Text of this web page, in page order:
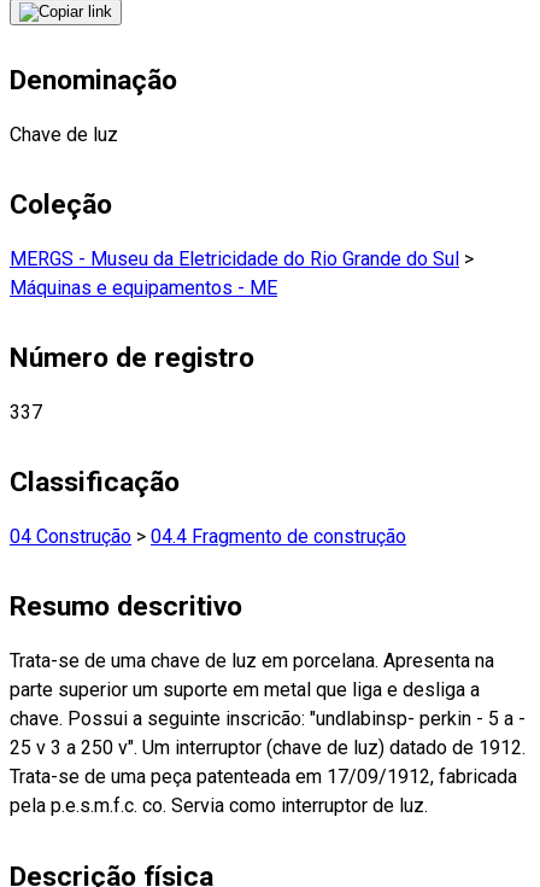
Denominação
Chave de luz
Coleção
MERGS - Museu da Eletricidade do Rio Grande do Sul >
Máquinas e equipamentos - ME
Número de registro
337
Classificação
04 Construção > 04.4 Fragmento de construção
Resumo descritivo
Trata-se de uma chave de luz em porcelana. Apresenta na
parte superior um suporte em metal que liga e desliga a
chave. Possui a seguinte inscricão: "undlabinsp- perkin - 5 a -
25 v 3 a 250 v". Um interruptor (chave de luz) datado de 1912.
Trata-se de uma peça patenteada em 17/09/1912, fabricada
pela p.e.s.m.f.c. co. Servia como interruptor de luz.
Descrição física